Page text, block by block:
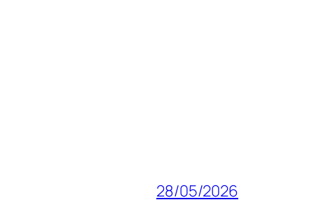
28/05/2026